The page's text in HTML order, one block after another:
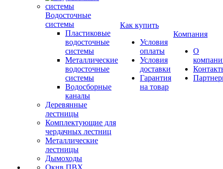
Водосточные
системы
Пластиковые
водосточные
системы
Металлические
водосточные
системы
Водосборные
каналы
Деревянные
лестницы
Комплектующие для
чердачных лестниц
Металлические
лестницы
Дымоходы
Окнв ПВХ
Как купить
Условия
оплаты
Условия
доставки
Гарантия
на товар
Компания
О